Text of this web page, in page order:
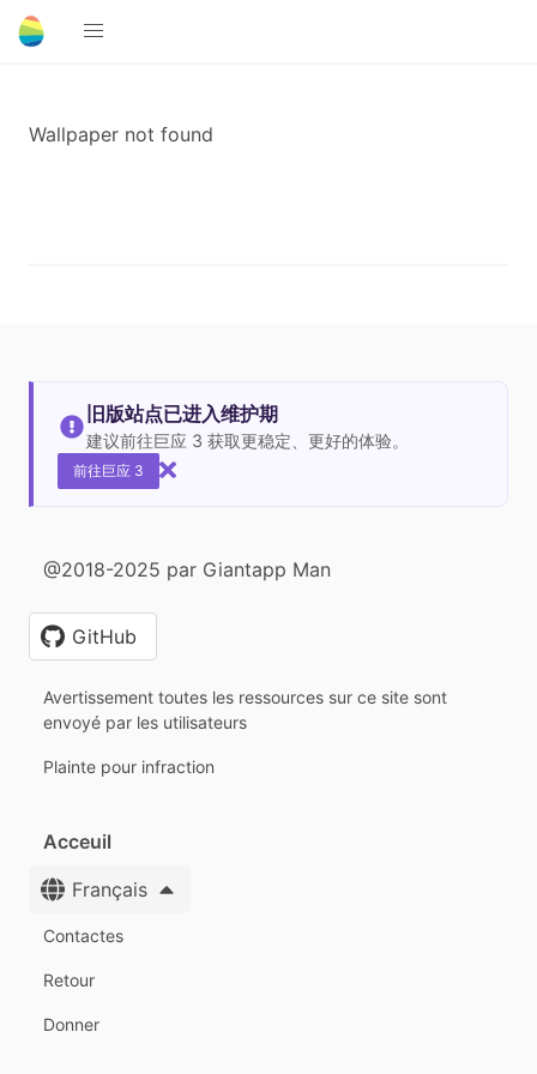
Wallpaper not found
旧版站点已进入维护期
建议前往巨应 3 获取更稳定、更好的体验。
前往巨应 3
@2018-2025 par Giantapp Man
GitHub
Avertissement toutes les ressources sur ce site sont
envoyé par les utilisateurs
Plainte pour infraction
Acceuil
Français
Contactes
Retour
Donner